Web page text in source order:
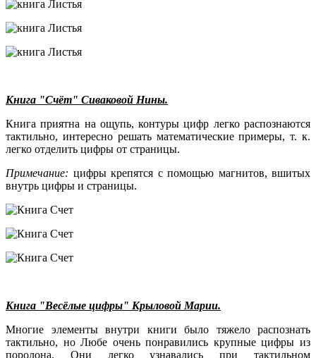
Книга "Счёт" Сиваковой Нины.
Книга приятна на ощупь, контуры цифр легко распознаются
тактильно, интересно решать математические примеры, т. к.
легко отделить цифры от страницы.
Примечание: цифры крепятся с помощью магнитов, вшитых
внутрь цифры и страницы.
Книга "Весёлые цифры" Крыловой Марии.
Многие элементы внутри книги было тяжело распознать
тактильно, но Любе очень понравились крупные цифры из
поролона. Они легко узнавались при тактильном